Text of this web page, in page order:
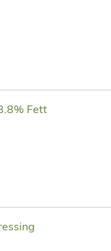
Fett